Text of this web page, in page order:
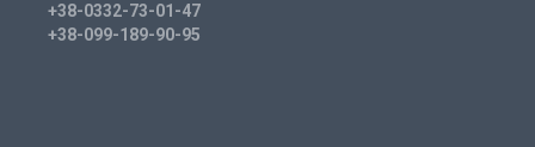
+38-0332-73-01-47
+38-099-189-90-95